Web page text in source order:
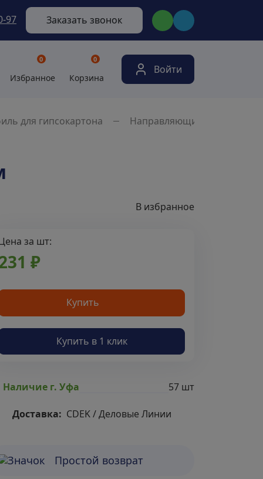
97 Заказать звонок
Избранное
0
Корзина
0
Войти
для гипсокартона Направляющий
В избранное
за шт:
₽
Купить
Купить в 1 клик
Наличие г. Уфа 57 шт
Доставка: CDEK / Деловые Линии
Простой возврат